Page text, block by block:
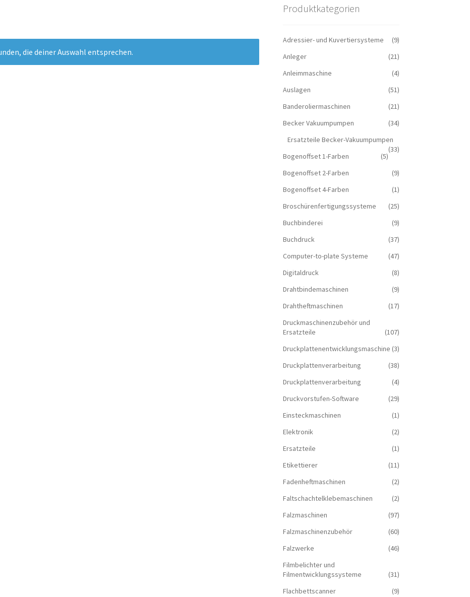
die deiner Auswahl entsprechen.
Produktkategorien
Adressier- und Kuvertiersysteme
(9)
Anleger
(21)
Anleimmaschine
(4)
Auslagen
(51)
Banderoliermaschinen
(21)
Becker Vakuumpumpen
(34)
Ersatzteile Becker-Vakuumpumpen
(33)
Bogenoffset 1-Farben
(5)
Bogenoffset 2-Farben
(9)
Bogenoffset 4-Farben
(1)
Broschürenfertigungssysteme
(25)
Buchbinderei
(9)
Buchdruck
(37)
Computer-to-plate Systeme
(47)
Digitaldruck
(8)
Drahtbindemaschinen
(9)
Drahtheftmaschinen
(17)
Druckmaschinenzubehör und
Ersatzteile
(107)
Druckplattenentwicklungsmaschine (3)
Druckplattenverarbeitung
(38)
Druckplattenverarbeitung
(4)
Druckvorstufen-Software
(29)
Einsteckmaschinen
(1)
Elektronik
(2)
Ersatzteile
(1)
Etikettierer
(11)
Fadenheftmaschinen
(2)
Faltschachtelklebemaschinen
(2)
Falzmaschinen
(97)
Falzmaschinenzubehör
(60)
Falzwerke
(46)
Filmbelichter und
Filmentwicklungssysteme
(31)
Flachbettscanner
(9)